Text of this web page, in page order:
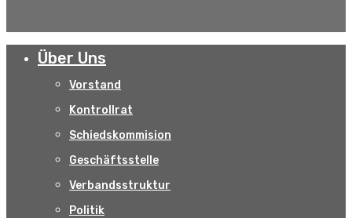
Über Uns
Vorstand
Kontrollrat
Schiedskommision
Geschäftsstelle
Verbandsstruktur
Politik